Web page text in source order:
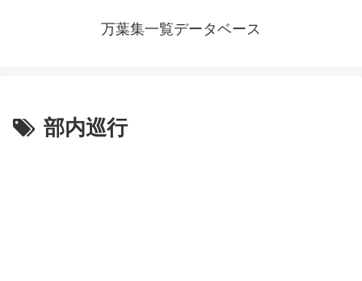
万葉集一覧データベース
部内巡行